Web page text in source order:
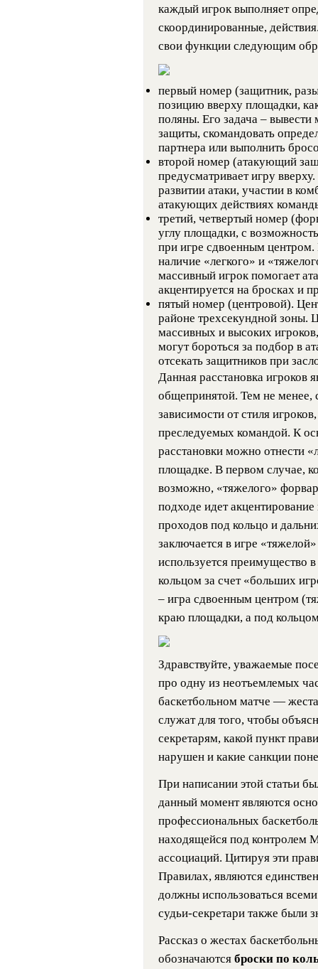
каждый игрок выполняет
скоординированные,
свои функции следующим
первый номер (защитник,
позицию вверху площадки,
поляны. Его задача –
защиты, скомандовать
партнера или выполнить
второй номер (атакующий
предусматривает игру
развитии атаки, участии в
атакующих действиях
третий, четвертый номер
углу площадки, с
при игре сдвоенным
наличие «легкого» и
массивный игрок помогает
акцентируется на бросках и
пятый номер (центровой).
районе трехсекундной зоны.
массивных и высоких
могут бороться за подбор в
отсекать защитников при
Данная расстановка игроков
общепринятой. Тем не менее,
зависимости от стиля
преследуемых командой. К
расстановки можно отнести
площадке. В первом случае,
возможно, «тяжелого»
подходе идет
проходов под кольцо и
заключается в игре
используется преимущество
кольцом за счет «больших
– игра сдвоенным центром
краю площадки, а под
Здравствуйте, уважаемые
про одну из неотъемлемых
баскетбольном матче —
служат для того, чтобы
секретарям, какой пункт
нарушен и какие санкции
При написании этой статьи
данный момент являются
профессиональных
находящейся под контролем
ассоциаций. Цитируя эти
Правилах, являются
должны использоваться
судьи-секретари также были
Рассказ о жестах
обозначаются броски по